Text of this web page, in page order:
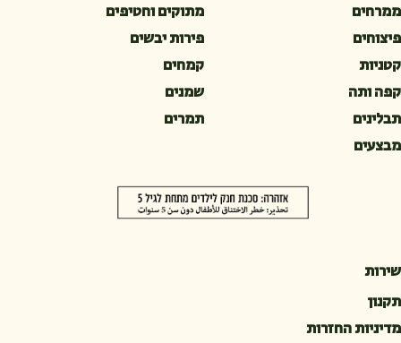
ממרחים
מתוקים וחטיפים
פיצוחים
פירות יבשים
קטניות
קמחים
קפה ותה
שמנים
תבלינים
תמרים
מבצעים
שירות
תקנון
מדיניות החזרות